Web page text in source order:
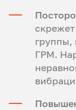
группы,
ГРМ.